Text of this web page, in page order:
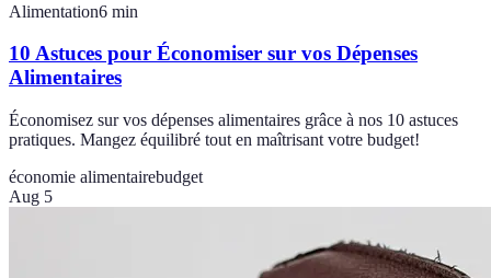
Alimentation6 min
10 Astuces pour Économiser sur vos Dépenses
Alimentaires
Économisez sur vos dépenses alimentaires grâce à nos 10 astuces
pratiques. Mangez équilibré tout en maîtrisant votre budget!
économie alimentairebudget
Aug 5